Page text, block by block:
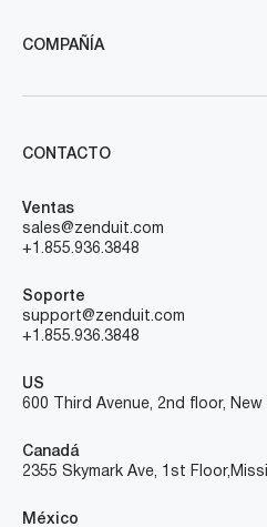
COMPAÑÍA
CONTACTO
Ventas
sales@zenduit.com
+1.855.936.3848
Soporte
support@zenduit.com
+1.855.936.3848
US
600 Third Avenue, 2nd floor, New
Canadá
2355 Skymark Ave, 1st Floor,
México